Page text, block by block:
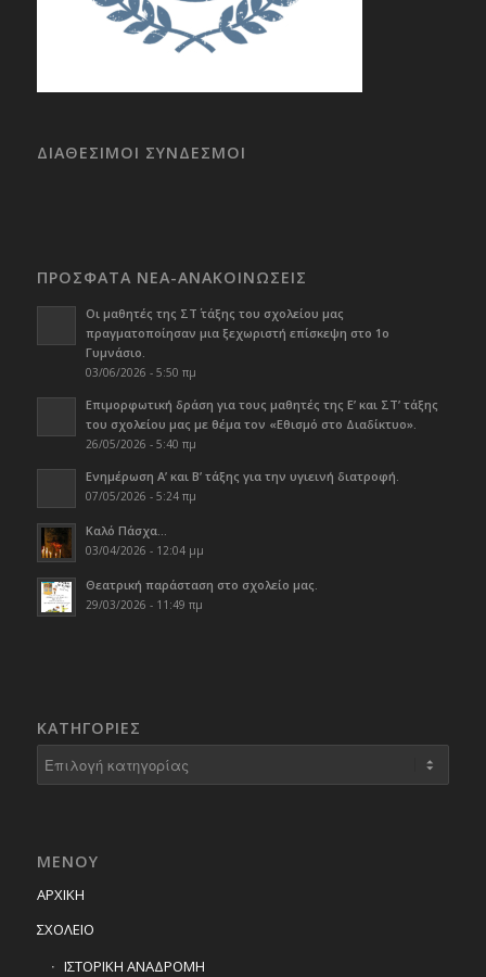
ΔΙΑΘΕΣΙΜΟΙ ΣΥΝΔΕΣΜΟΙ
ΠΡΟΣΦΑΤΑ ΝΕΑ-ΑΝΑΚΟΙΝΩΣΕΙΣ
Οι μαθητές της ΣΤ΄ τάξης του σχολείου μας
πραγματοποίησαν μια ξεχωριστή επίσκεψη στο 1ο
Γυμνάσιο.
03/06/2026 - 5:50 πμ
Επιμορφωτική δράση για τους μαθητές της Ε’ και ΣΤ’ τάξης
του σχολείου μας με θέμα τον «Εθισμό στο Διαδίκτυο».
26/05/2026 - 5:40 πμ
Ενημέρωση Α’ και Β’ τάξης για την υγιεινή διατροφή.
07/05/2026 - 5:24 πμ
Καλό Πάσχα…
03/04/2026 - 12:04 μμ
Θεατρική παράσταση στο σχολείο μας.
29/03/2026 - 11:49 πμ
KΑΤΗΓΟΡΊΕΣ
Kατηγορίες
ΜΕΝΟΥ
ΑΡΧΙΚΗ
ΣΧΟΛΕΙΟ
ΙΣΤΟΡΙΚΗ ΑΝΑΔΡΟΜΗ